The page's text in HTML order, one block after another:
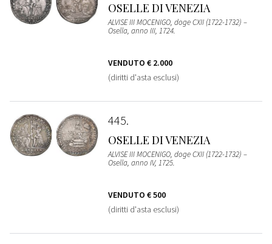
OSELLE DI VENEZIA
ALVISE III MOCENIGO, doge CXII (1722-1732) –
Osella, anno III, 1724.
VENDUTO € 2.000
(diritti d'asta esclusi)
445
OSELLE DI VENEZIA
ALVISE III MOCENIGO, doge CXII (1722-1732) –
Osella, anno IV, 1725.
VENDUTO € 500
(diritti d'asta esclusi)